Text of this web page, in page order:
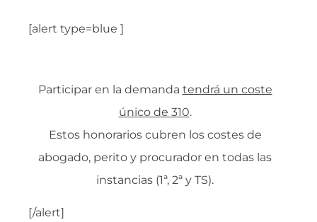
[alert type=blue ]
Participar en la demanda tendrá un coste
único de 310.
Estos honorarios cubren los costes de
abogado, perito y procurador en todas las
instancias (1ª, 2ª y TS).
[/alert]